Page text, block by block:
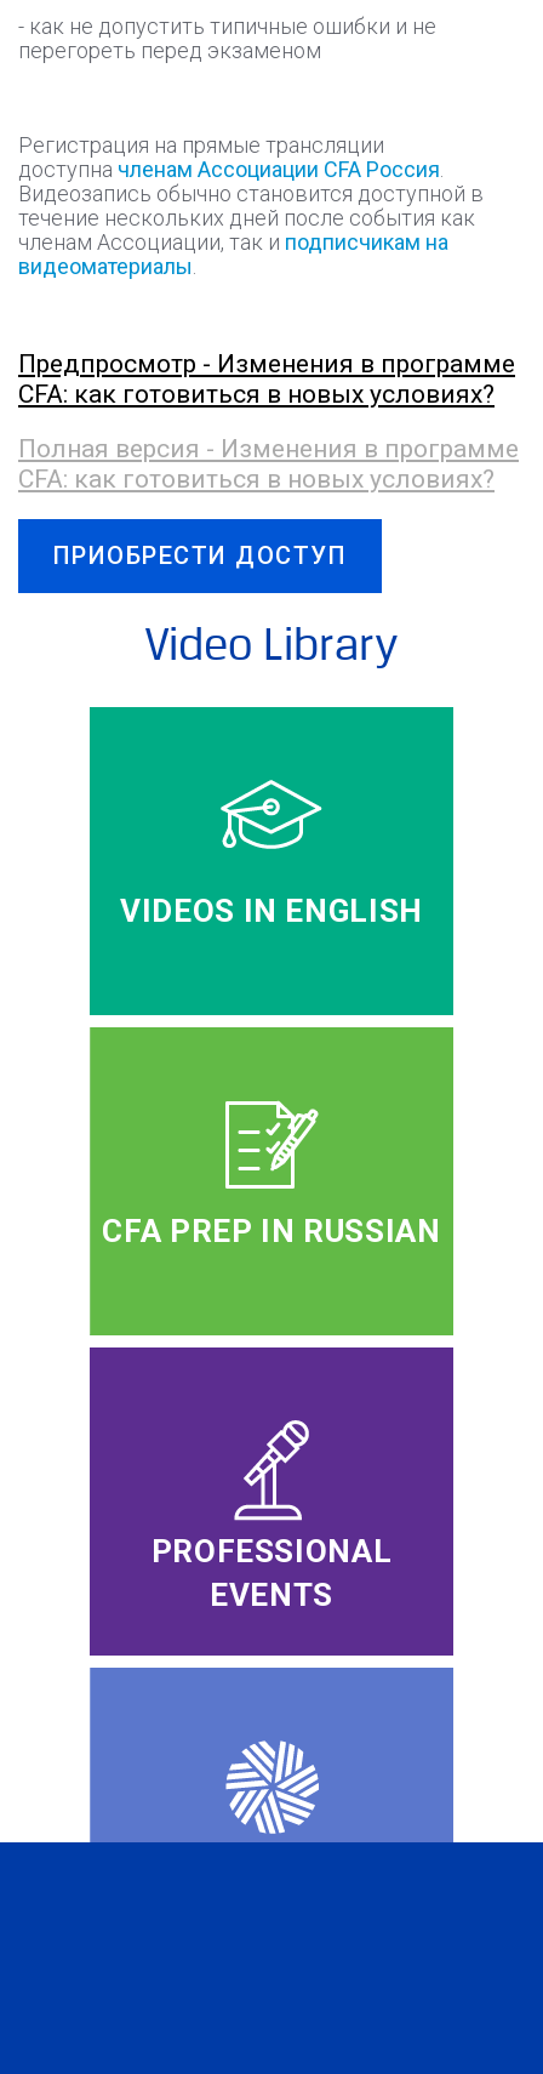
- как не допустить типичные ошибки и не
перегореть перед экзаменом
Регистрация на прямые трансляции
доступна членам Ассоциации CFA Россия
Видеозапись обычно становится доступной в
течение нескольких дней после события как
членам Ассоциации, так и подписчикам на
видеоматериалы
Предпросмотр - Изменения в программе
CFA: как готовиться в новых условиях?
Полная версия - Изменения в программе
CFA: как готовиться в новых условиях?
ПРИОБРЕСТИ ДОСТУП
Video Library
VIDEOS IN ENGLISH
CFA PREP IN RUSSIAN
PROFESSIONAL
EVENTS